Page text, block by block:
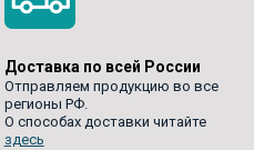
Доставка по всей России
Отправляем продукцию во все
регионы РФ.
О способах доставки читайте
здесь